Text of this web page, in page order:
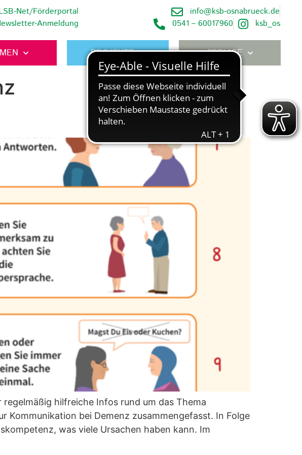
Net/Förderportal
Anmeldung
info@ksb-osnabrueck.de
0541 – 60017960
ksb_os
PROJEKTE SERVICE
hilfreiche Infos rund um das Thema
Kommunikation bei Demenz zusammengefasst. In Folge
was viele Ursachen haben kann. Im